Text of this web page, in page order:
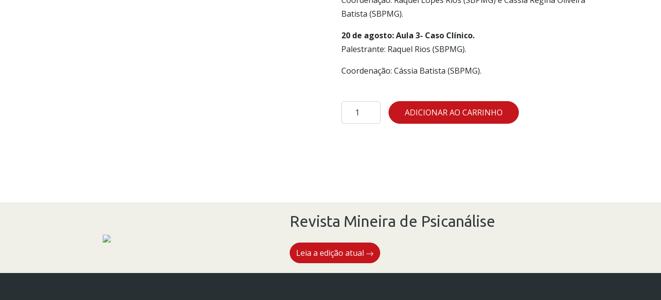
Batista (SBPMG).
20 de agosto: Aula 3- Caso Clínico.
Palestrante: Raquel Rios (SBPMG).
Coordenação: Cássia Batista (SBPMG).
de
ADICIONAR AO CARRINHO
Revista Mineira de Psicanálise
Leia a edição atual